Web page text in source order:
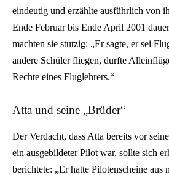
eindeutig und erzählte ausführlich von
Ende Februar bis Ende April 2001
machten sie stutzig: „Er sagte, er sei
andere Schüler fliegen, durfte
Rechte eines Fluglehrers.“
Atta und seine „Brüder“
Der Verdacht, dass Atta bereits vor
ein ausgebildeter Pilot war, sollte sich
berichtete: „Er hatte Pilotenscheine aus